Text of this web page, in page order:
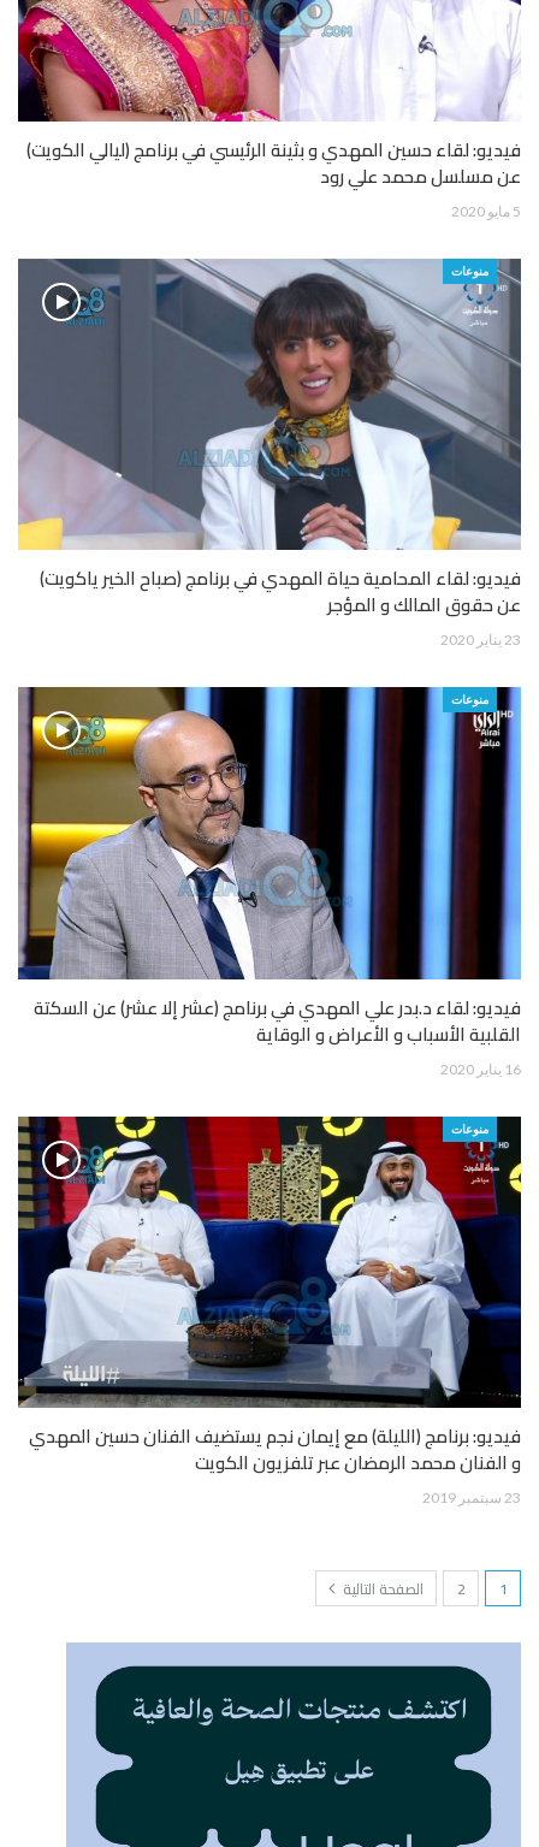
فيديو: لقاء حسين المهدي و بثينة الرئيسي في برنامج (ليالي الكويت)
عن مسلسل محمد علي رود
5 مايو 2020
منوعات
فيديو: لقاء المحامية حياة المهدي في برنامج (صباح الخير ياكويت)
عن حقوق المالك و المؤجر
23 يناير 2020
منوعات
فيديو: لقاء د.بدر علي المهدي في برنامج (عشر إلا عشر) عن السكتة
القلبية الأسباب و الأعراض و الوقاية
16 يناير 2020
منوعات
فيديو: برنامج (الليلة) مع إيمان نجم يستضيف الفنان حسين المهدي
و الفنان محمد الرمضان عبر تلفزيون الكويت
23 سبتمبر 2019
1
2 الصفحة التالية